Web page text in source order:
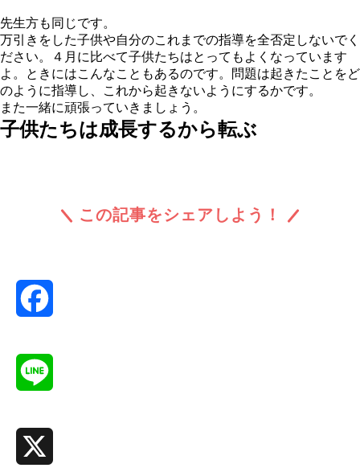
先⽣⽅も同じです。
万引きをした⼦供や⾃分のこれまでの指導を全否定しないでく
ださい。４⽉に⽐べて⼦供たちはとってもよくなっています
よ。ときにはこんなこともあるのです。問題は起きたことをど
のように指導し、これから起きないようにするかです。
また⼀緒に頑張っていきましょう。
子供たちは成長するから転ぶ
この記事をシェアしよう！